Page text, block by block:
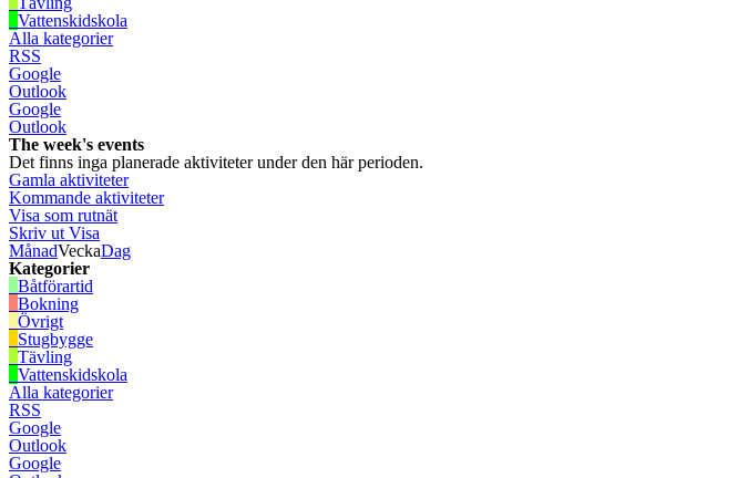
Vattenskidskola
Alla kategorier
RSS
Google
Outlook
Google
Outlook
The week's events
Det finns inga planerade aktiviteter under den här perioden.
Gamla aktiviteter
Kommande aktiviteter
Visa som rutnät
Skriv ut Visa
MånadVeckaDag
Kategorier
Båtförartid
Bokning
Övrigt
Stugbygge
Tävling
Vattenskidskola
Alla kategorier
RSS
Google
Outlook
Google